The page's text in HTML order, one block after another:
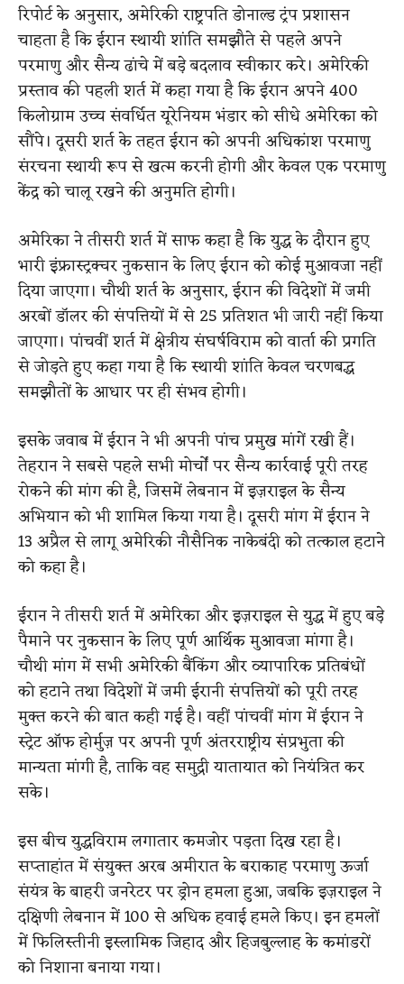
रिपोर्ट के अनुसार, अमेरिकी राष्ट्रपति डोनाल्ड ट्रंप प्रशासन
चाहता है कि ईरान स्थायी शांति समझौते से पहले अपने
परमाणु और सैन्य ढांचे में बड़े बदलाव स्वीकार करे। अमेरिकी
प्रस्ताव की पहली शर्त में कहा गया है कि ईरान अपने 400
किलोग्राम उच्च संवर्धित यूरेनियम भंडार को सीधे अमेरिका को
सौंपे। दूसरी शर्त के तहत ईरान को अपनी अधिकांश परमाणु
संरचना स्थायी रूप से खत्म करनी होगी और केवल एक परमाणु
केंद्र को चालू रखने की अनुमति होगी।
अमेरिका ने तीसरी शर्त में साफ कहा है कि युद्ध के दौरान हुए
भारी इंफ्रास्ट्रक्चर नुकसान के लिए ईरान को कोई मुआवजा नहीं
दिया जाएगा। चौथी शर्त के अनुसार, ईरान की विदेशों में जमी
अरबों डॉलर की संपत्तियों में से 25 प्रतिशत भी जारी नहीं किया
जाएगा। पांचवीं शर्त में क्षेत्रीय संघर्षविराम को वार्ता की प्रगति
से जोड़ते हुए कहा गया है कि स्थायी शांति केवल चरणबद्ध
समझौतों के आधार पर ही संभव होगी।
इसके जवाब में ईरान ने भी अपनी पांच प्रमुख मांगें रखी हैं।
तेहरान ने सबसे पहले सभी मोर्चों पर सैन्य कार्रवाई पूरी तरह
रोकने की मांग की है, जिसमें लेबनान में इज़राइल के सैन्य
अभियान को भी शामिल किया गया है। दूसरी मांग में ईरान ने
13 अप्रैल से लागू अमेरिकी नौसैनिक नाकेबंदी को तत्काल हटाने
को कहा है।
ईरान ने तीसरी शर्त में अमेरिका और इज़राइल से युद्ध में हुए बड़े
पैमाने पर नुकसान के लिए पूर्ण आर्थिक मुआवजा मांगा है।
चौथी मांग में सभी अमेरिकी बैंकिंग और व्यापारिक प्रतिबंधों
को हटाने तथा विदेशों में जमी ईरानी संपत्तियों को पूरी तरह
मुक्त करने की बात कही गई है। वहीं पांचवीं मांग में ईरान ने
स्ट्रेट ऑफ होर्मुज़ पर अपनी पूर्ण अंतरराष्ट्रीय संप्रभुता की
मान्यता मांगी है, ताकि वह समुद्री यातायात को नियंत्रित कर
सके।
इस बीच युद्धविराम लगातार कमजोर पड़ता दिख रहा है।
सप्ताहांत में संयुक्त अरब अमीरात के बराकाह परमाणु ऊर्जा
संयंत्र के बाहरी जनरेटर पर ड्रोन हमला हुआ, जबकि इज़राइल ने
दक्षिणी लेबनान में 100 से अधिक हवाई हमले किए। इन हमलों
में फिलिस्तीनी इस्लामिक जिहाद और हिजबुल्लाह के कमांडरों
को निशाना बनाया गया।